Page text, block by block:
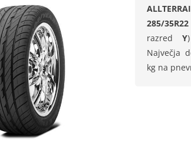
285/35R22
razred Y
Največja
kg na